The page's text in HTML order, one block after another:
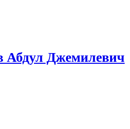
Абдул Джемилевич